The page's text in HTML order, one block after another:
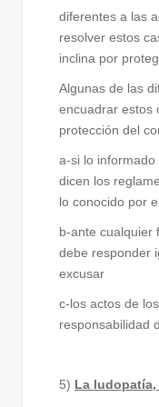
diferentes a las
resolver estos
inclina por
Algunas de las
encuadrar estos
protección del
a-si lo
dicen los
lo conocido por
b-ante cualquier
debe responder
excusar
c-los actos de
responsabilidad
5) La ludopatía,